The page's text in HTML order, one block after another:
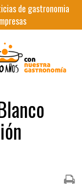
de gastronomia